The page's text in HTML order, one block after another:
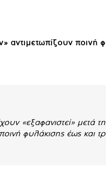
αντιμετωπίζουν ποινή
«εξαφανιστεί»
φυλάκισης έως και